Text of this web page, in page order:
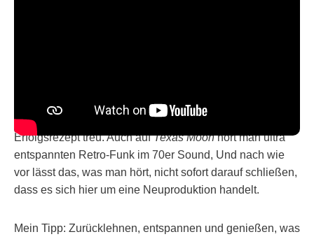
Khruangbin bleiben zusammen mitBridges
Erfolgsrezept treu. Auch aufTexas Moonhört man ultra
entspannten Retro-Funk im 70er Sound, Und nach wie
vor lässt das, was man hört, nicht sofort darauf schließen,
dass es sich hier um eine Neuproduktion handelt.
Mein Tipp: Zurücklehnen, entspannen und genießen, was